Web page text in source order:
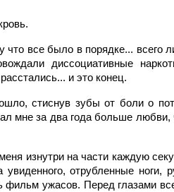
все было в порядке... всего
диссоциативные
и это конец.
стиснув зубы от боли о
мне за два года больше любви,
изнутри на части каждую
отрубленные ноги,
ужасов. Перед глазами